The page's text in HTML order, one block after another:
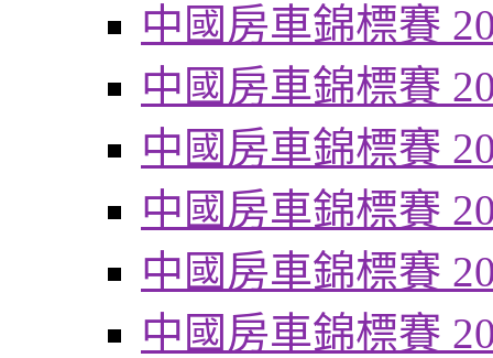
中國房車錦標賽
中國房車錦標賽
中國房車錦標賽
中國房車錦標賽
中國房車錦標賽
中國房車錦標賽